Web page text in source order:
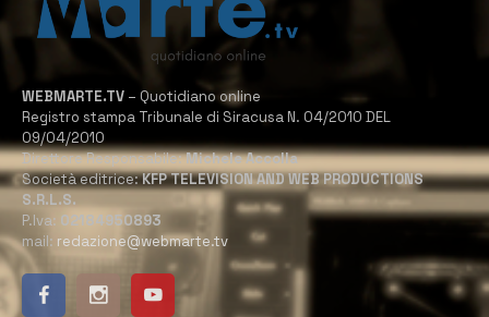
WEBMARTE.TV – Quotidiano online
Registro stampa Tribunale di Siracusa N. 04/2010 DEL
09/04/2010
Direttore Responsabile:Michele Accolla
Società editrice:KFP TELEVISION AND WEB PRODUCTIONS
S.R.L.S.
P.Iva: 02184950893
mail: redazione@webmarte.tv